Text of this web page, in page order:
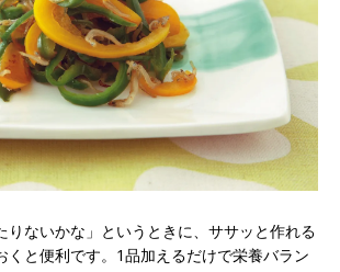
りないかな」というときに、ササッと作れる
くと便利です。1品加えるだけで栄養バラン